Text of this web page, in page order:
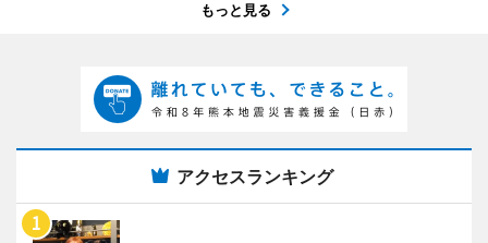
もっと見る
アクセスランキング